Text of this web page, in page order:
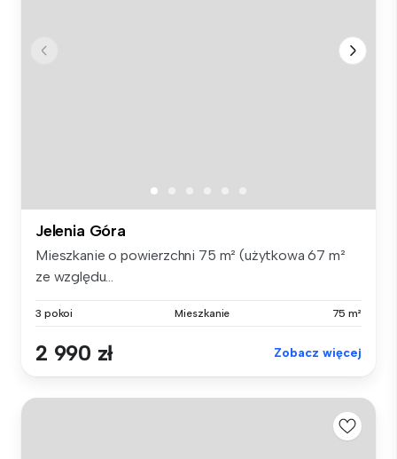
Jelenia Góra
Mieszkanie o powierzchni 75 m² (użytkowa 67 m²
ze względu...
3 pokoi Mieszkanie 75 m²
2 990 zł Zobacz więcej